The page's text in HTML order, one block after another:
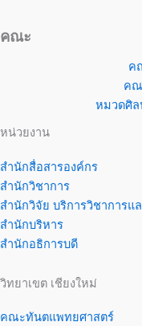
คณะ
ค
คณ
หมวดศิล
หน่วยงาน
สำนักสื่อสารองค์กร
สำนักวิชาการ
สำนักวิจัย บริการวิชาการ
สำนักบริหาร
สำนักอธิการบดี
วิทยาเขต เชียงใหม่
คณะทันตแพทยศาสตร์